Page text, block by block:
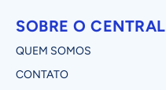
SOBRE O CENTRAL
QUEM SOMOS
CONTATO